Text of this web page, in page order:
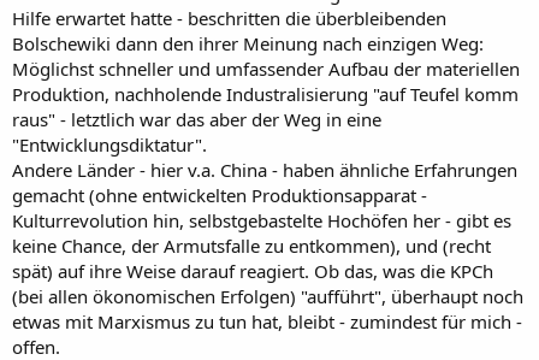
Hilfe erwartet hatte - beschritten die überbleibenden
Bolschewiki dann den ihrer Meinung nach einzigen Weg:
Möglichst schneller und umfassender Aufbau der materiellen
Produktion, nachholende Industralisierung "auf Teufel komm
raus" - letztlich war das aber der Weg in eine
"Entwicklungsdiktatur".
Andere Länder - hier v.a. China - haben ähnliche Erfahrungen
gemacht (ohne entwickelten Produktionsapparat -
Kulturrevolution hin, selbstgebastelte Hochöfen her - gibt es
keine Chance, der Armutsfalle zu entkommen), und (recht
spät) auf ihre Weise darauf reagiert. Ob das, was die KPCh
(bei allen ökonomischen Erfolgen) "aufführt", überhaupt noch
etwas mit Marxismus zu tun hat, bleibt - zumindest für mich -
offen.